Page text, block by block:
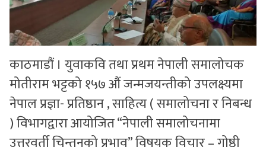
काठमाडौं । युवाकवि तथा प्रथम नेपाली समालोचक
मोतीराम भट्टको १५७ औं जन्मजयन्तीको उपलक्ष्यमा
नेपाल प्रज्ञा- प्रतिष्ठान , साहित्य ( समालोचना र निबन्ध
) विभागद्वारा आयोजित “नेपाली समालोचनामा